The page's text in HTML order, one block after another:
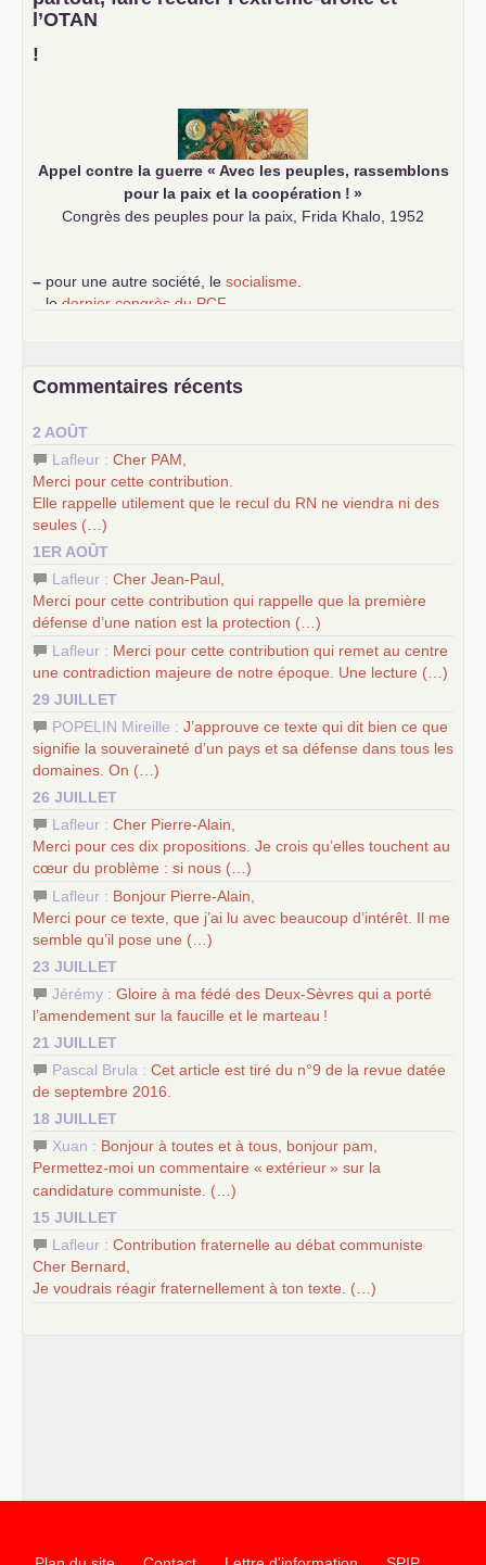
–un appel proposé aux partis communistes et ouvrier
d’Europe
–
l’OTAN
!
Appel contre la guerre « Avec les peuples, rassemblons
pour la paix et la coopération ! »
Congrès des peuples pour la paix, Frida Khalo, 1952
– pour une autre société, le socialisme
le dernier congrès du PCF
science sociale de notre temps
d’Europe
–lescinq chantiers pour contribuer au débat sur le projet
communiste
Commentaires récents
2 AOÛT
Lafleur : Cher PAM
Merci pour cette contribution.
Elle rappelle utilement que le recul du RN ne viendra ni des
seules (…)
1ER AOÛT
Lafleur : Cher Jean-Paul,
Merci pour cette contribution qui rappelle que la première
défense d’une nation est la protection (…)
Lafleur : Merci pour cette contribution qui remet au centre
une contradiction majeure de notre époque. Une lecture (…)
29 JUILLET
POPELIN Mireille : J’approuve ce texte qui dit bien ce que
signifie la souveraineté d’un pays et sa défense dans tous les
domaines. On (…)
26 JUILLET
Lafleur : Cher Pierre-Alain,
Merci pour ces dix propositions. Je crois qu’elles touchent au
cœur du problème : si nous (…)
Lafleur : Bonjour Pierre-Alain,
Merci pour ce texte, que j’ai lu avec beaucoup d’intérêt. Il me
semble qu’il pose une (…)
23 JUILLET
Jérémy : Gloire à ma fédé des Deux-Sèvres qui a porté
l’amendement sur la faucille et le marteau !
21 JUILLET
Pascal Brula : Cet article est tiré du n°9 de la revue datée
de septembre 2016.
18 JUILLET
Xuan : Bonjour à toutes et à tous, bonjour pam,
Permettez-moi un commentaire « extérieur» sur la
candidature communiste. (…)
15 JUILLET
Lafleur : Contribution fraternelle au débat communiste
Cher Bernard,
Je voudrais réagir fraternellement à ton texte. (…)